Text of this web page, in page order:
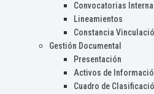
Convocatorias
Lineamientos
Constancia
Gestión Documental
Presentación
Activos de
Cuadro de